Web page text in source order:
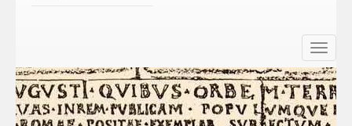
Toggle